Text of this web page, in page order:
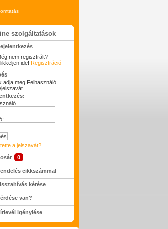
szolgáltatások
nem regisztrált?
ide! Regisztráció
adja meg Felhasználó
a jelszavát?
0
cikkszámmal
kérése
van?
igénylése